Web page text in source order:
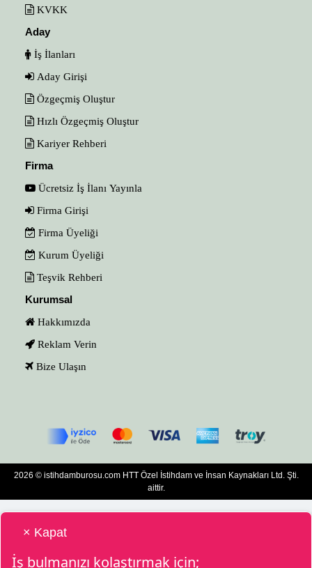
KVKK
Aday
İş İlanları
Aday Girişi
Özgeçmiş Oluştur
Hızlı Özgeçmiş Oluştur
Kariyer Rehberi
Firma
Ücretsiz İş İlanı Yayınla
Firma Girişi
Firma Üyeliği
Kurum Üyeliği
Teşvik Rehberi
Kurumsal
Hakkımızda
Reklam Verin
Bize Ulaşın
2026 © istihdamburosu.com HTT Özel İstihdam ve İnsan Kaynakları Ltd. Şti.
aittir.
× Kapat
İş bulmanızı kolaştırmak için;